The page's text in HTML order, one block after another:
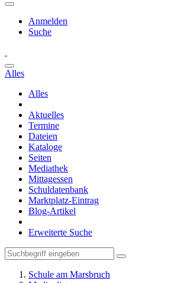
Anmelden
Suche
Alles
Alles
Aktuelles
Termine
Dateien
Kataloge
Seiten
Mediathek
Mittagessen
Schuldatenbank
Marktplatz-Eintrag
Blog-Artikel
Erweiterte Suche
Schule am Marsbruch